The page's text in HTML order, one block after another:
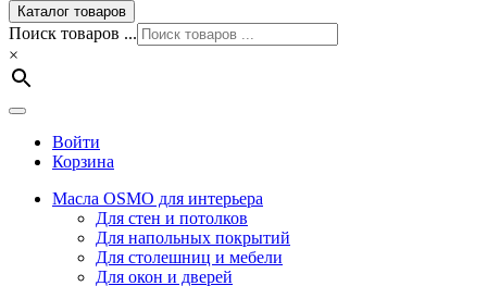
Каталог товаров
Поиск товаров ...
×
Войти
Корзина
Масла OSMO для интерьера
Для стен и потолков
Для напольных покрытий
Для столешниц и мебели
Для окон и дверей